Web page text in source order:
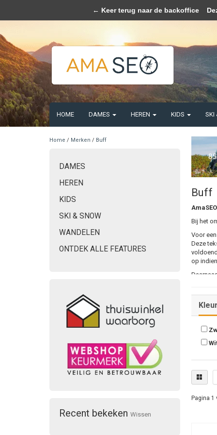
HOME DAMES HEREN KIDS SKI
Home / Merken / Buff
DAMES
HEREN
KIDS
SKI & SNOW
WANDELEN
ONTDEK ALLE FEATURES
Recent bekeken Wissen
Buff
Bij het
Voor
Deze
op
Pagina 1
Wij slaan
← Keer terug naar de backoffice